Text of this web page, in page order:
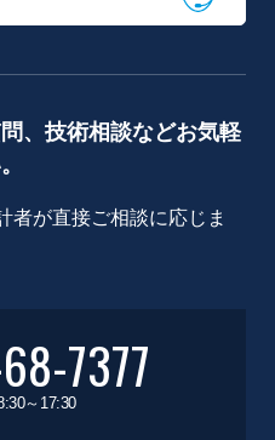
、技術相談などお気軽
者が直接ご相談に応じま
7377
～17:30